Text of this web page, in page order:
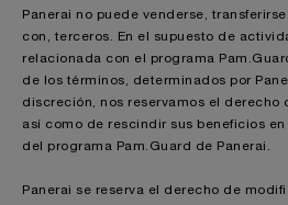
Panerai no puede venderse,
con, terceros. En el supuesto de
relacionada con el programa
de los términos, determinados por
discreción, nos reservamos el derecho
así como de rescindir sus beneficios
del programa Pam.Guard de Panerai.
Panerai se reserva el derecho de